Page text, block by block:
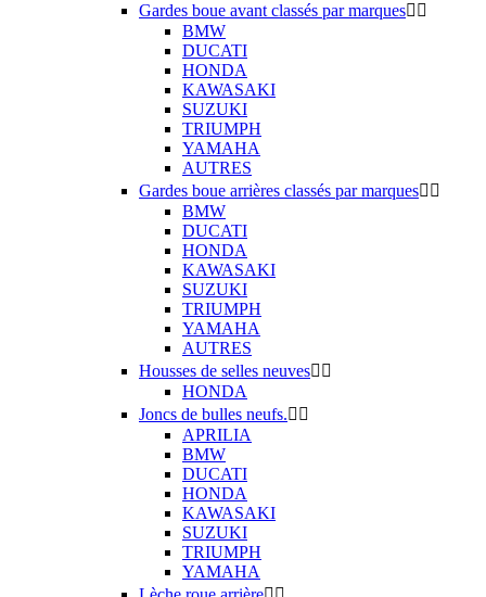
Gardes boue avant classés par marques 
BMW
DUCATI
HONDA
KAWASAKI
SUZUKI
TRIUMPH
YAMAHA
AUTRES
Gardes boue arrières classés par marques 
BMW
DUCATI
HONDA
KAWASAKI
SUZUKI
TRIUMPH
YAMAHA
AUTRES
Housses de selles neuves 
HONDA
Joncs de bulles neufs. 
APRILIA
BMW
DUCATI
HONDA
KAWASAKI
SUZUKI
TRIUMPH
YAMAHA